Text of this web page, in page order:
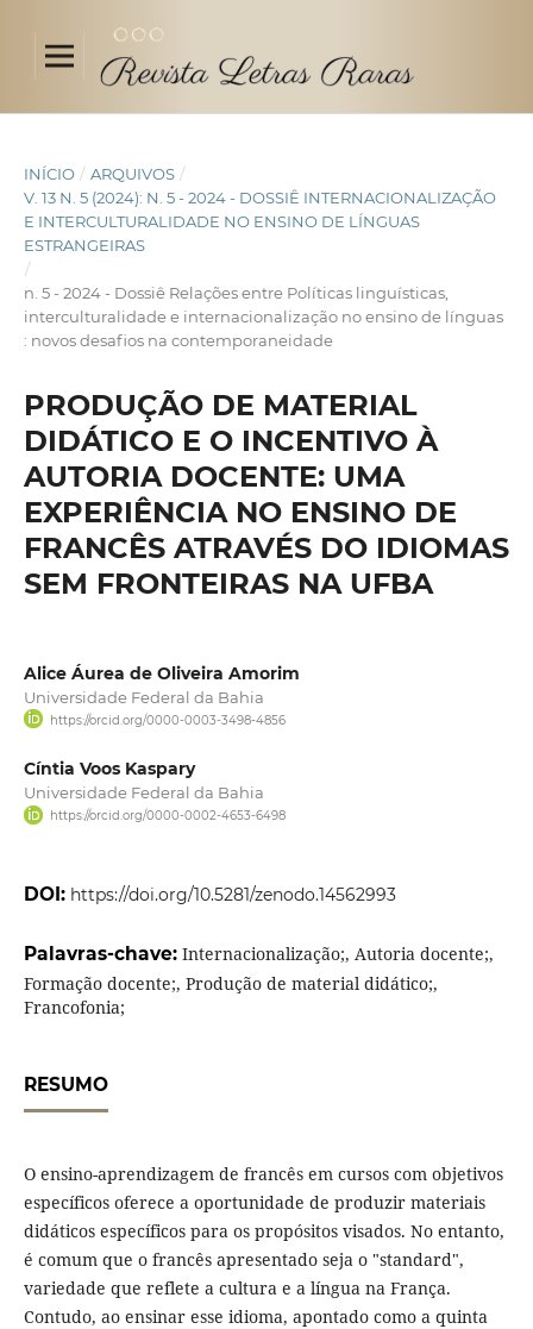
INÍCIO / ARQUIVOS /
V. 13 N. 5 (2024): N. 5 - 2024 - DOSSIÊ INTERNACIONALIZAÇÃO
E INTERCULTURALIDADE NO ENSINO DE LÍNGUAS
ESTRANGEIRAS
/
n. 5 - 2024 - Dossiê Relações entre Políticas linguísticas,
interculturalidade e internacionalização no ensino de línguas
: novos desafios na contemporaneidade
PRODUÇÃO DE MATERIAL
DIDÁTICO E O INCENTIVO À
AUTORIA DOCENTE: UMA
EXPERIÊNCIA NO ENSINO DE
FRANCÊS ATRAVÉS DO IDIOMAS
SEM FRONTEIRAS NA UFBA
Alice Áurea de Oliveira Amorim
Universidade Federal da Bahia
https://orcid.org/0000-0003-3498-4856
Cíntia Voos Kaspary
Universidade Federal da Bahia
https://orcid.org/0000-0002-4653-6498
DOI: https://doi.org/10.5281/zenodo.14562993
Palavras-chave: Internacionalização;, Autoria docente;,
Formação docente;, Produção de material didático;,
Francofonia;
RESUMO
O ensino-aprendizagem de francês em cursos com objetivos
específicos oferece a oportunidade de produzir materiais
didáticos específicos para os propósitos visados. No entanto,
é comum que o francês apresentado seja o "standard",
variedade que reflete a cultura e a língua na França.
Contudo, ao ensinar esse idioma, apontado como a quinta